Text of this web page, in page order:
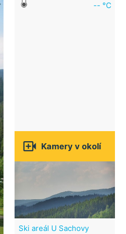
-- °C
 Kamery v okolí
Ski areál U Sachovy